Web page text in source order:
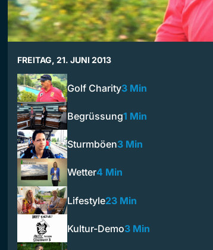
FREITAG, 21. JUNI 2013
Golf Charity3 Min
Begrüssung1 Min
Sturmböen3 Min
Wetter4 Min
Lifestyle23 Min
Kultur-Demo3 Min